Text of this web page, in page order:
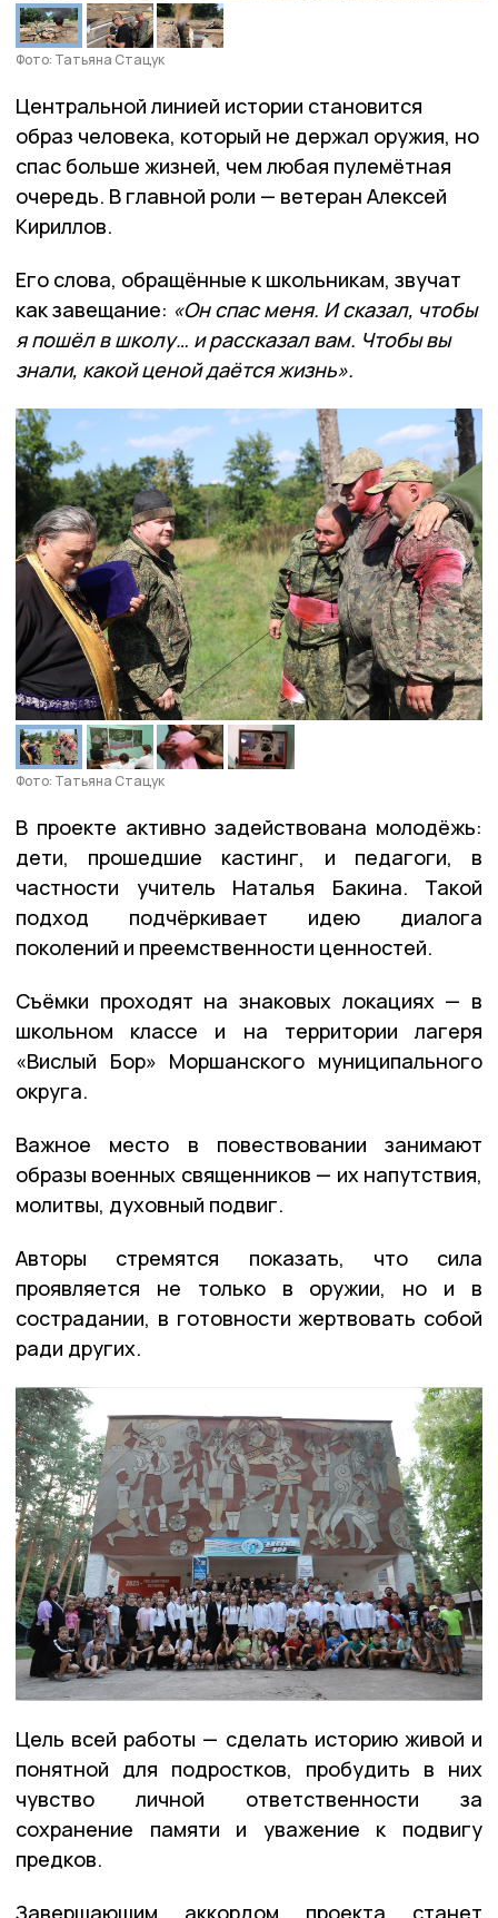
Фото: Татьяна Стацук
Центральной линией истории становится
образ человека, который не держал оружия, но
спас больше жизней, чем любая пулемётная
очередь. В главной роли — ветеран Алексей
Кириллов.
Его слова, обращённые к школьникам, звучат
как завещание: «Он спас меня. И сказал, чтобы
я пошёл в школу… и рассказал вам. Чтобы вы
знали, какой ценой даётся жизнь».
Фото: Татьяна Стацук
В проекте активно задействована молодёжь:
дети, прошедшие кастинг, и педагоги, в
частности учитель Наталья Бакина. Такой
подход подчёркивает идею диалога
поколений и преемственности ценностей.
Съёмки проходят на знаковых локациях — в
школьном классе и на территории лагеря
«Вислый Бор» Моршанского муниципального
округа.
Важное место в повествовании занимают
образы военных священников — их напутствия,
молитвы, духовный подвиг.
Авторы стремятся показать, что сила
проявляется не только в оружии, но и в
сострадании, в готовности жертвовать собой
ради других.
Цель всей работы — сделать историю живой и
понятной для подростков, пробудить в них
чувство личной ответственности за
сохранение памяти и уважение к подвигу
предков.
Завершающим аккордом проекта станет